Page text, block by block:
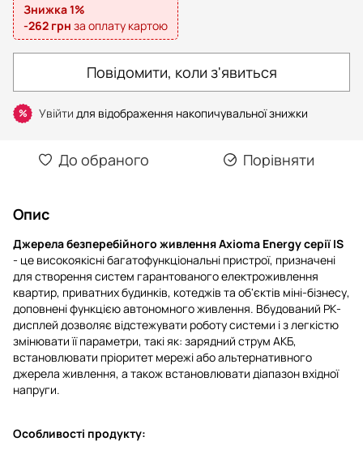
Знижка 1%
-262 грн за оплату картою
Повідомити, коли з'явиться
% Увійти для відображення накопичувальної знижки
До обраного Порівняти
Опис
Джерела безперебійного живлення Axioma Energy серії IS
- це високоякісні багатофункціональні пристрої, призначені
для створення систем гарантованого електроживлення
квартир, приватних будинків, котеджів та об'єктів міні-бізнесу,
доповнені функцією автономного живлення. Вбудований РК-
дисплей дозволяє відстежувати роботу системи і з легкістю
змінювати її параметри, такі як: зарядний струм АКБ,
встановлювати пріоритет мережі або альтернативного
джерела живлення, а також встановлювати діапазон вхідної
напруги.
Особливості продукту: